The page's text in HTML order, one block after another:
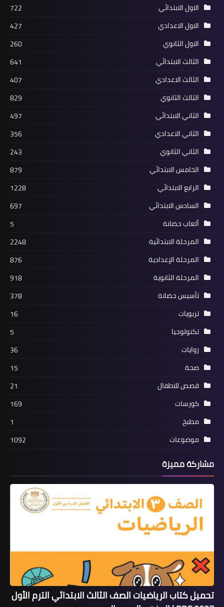
الاول الابتدائي
722
الاول الاعدادي
427
الاول الثانوي
260
الثالث الابتدائي
641
الثالث الاعدادي
407
الثالث الثانوي
829
الثاني الابتدائي
497
الثاني الاعدادي
356
الثاني الثانوي
243
الخامس الابتدائي
879
الرابع الابتدائي
1228
السادس الابتدائي
697
ألعاب حضانة
5
المرحلة الابتدائية
2248
المرحلة الإعدادية
876
المرحلة الثانوية
918
تأسيس حضانة
378
تربويات
16
تكنولوجيا
5
روايات
36
صحة
15
قصص للاطفال
21
كورسات
169
مطبخ
1
موضوعات
1092
مشاركة مميزة
تحميل كتاب الرياضيات الصف الثالث الابتدائي الترم الأول